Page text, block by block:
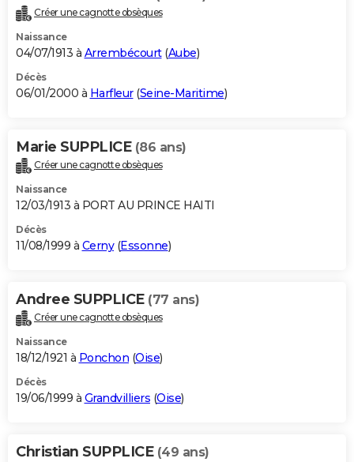
Créer une cagnotte obsèques
Naissance
04/07/1913 à Arrembécourt(Aube)
Décès
06/01/2000 à Harfleur(Seine-Maritime)
Marie SUPPLICE (86 ans)
Créer une cagnotte obsèques
Naissance
12/03/1913 à PORT AU PRINCE HAITI
Décès
11/08/1999 à Cerny(Essonne)
Andree SUPPLICE (77 ans)
Créer une cagnotte obsèques
Naissance
18/12/1921 à Ponchon (Oise)
Décès
19/06/1999 à Grandvilliers (Oise)
Christian SUPPLICE (49 ans)